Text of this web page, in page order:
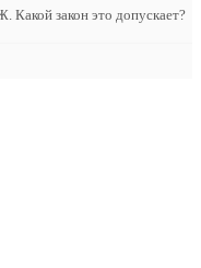
Какой закон это допускает?